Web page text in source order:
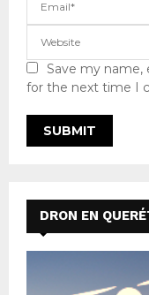
Save my name,
for the next time I
DRON EN